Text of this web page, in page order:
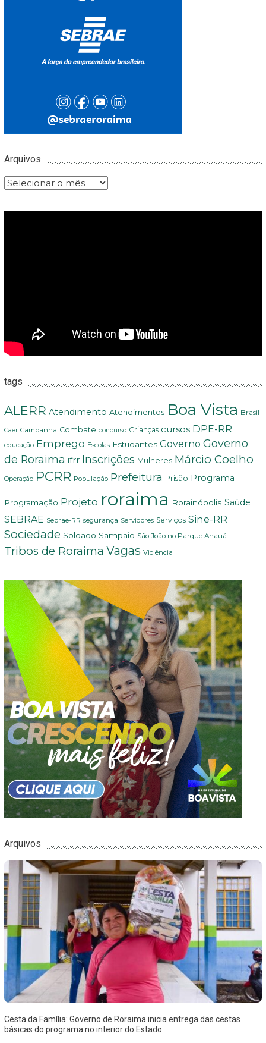
Arquivos
Arquivos
tags
ALERR Atendimento Atendimentos Boa Vista Brasil
Caer Campanha Combate concurso Crianças cursos DPE-RR
educação Emprego Escolas Estudantes Governo Governo
de Roraima ifrr Inscrições Mulheres Márcio Coelho
Operação PCRR População Prefeitura Prisão Programa
Programação Projeto roraima Rorainópolis Saúde
SEBRAE Sebrae-RR segurança Servidores Serviços Sine-RR
Sociedade Soldado Sampaio São João no Parque Anauá
Tribos de Roraima Vagas Violência
Arquivos
Cesta da Família: Governo de Roraima inicia entrega das cestas
básicas do programa no interior do Estado